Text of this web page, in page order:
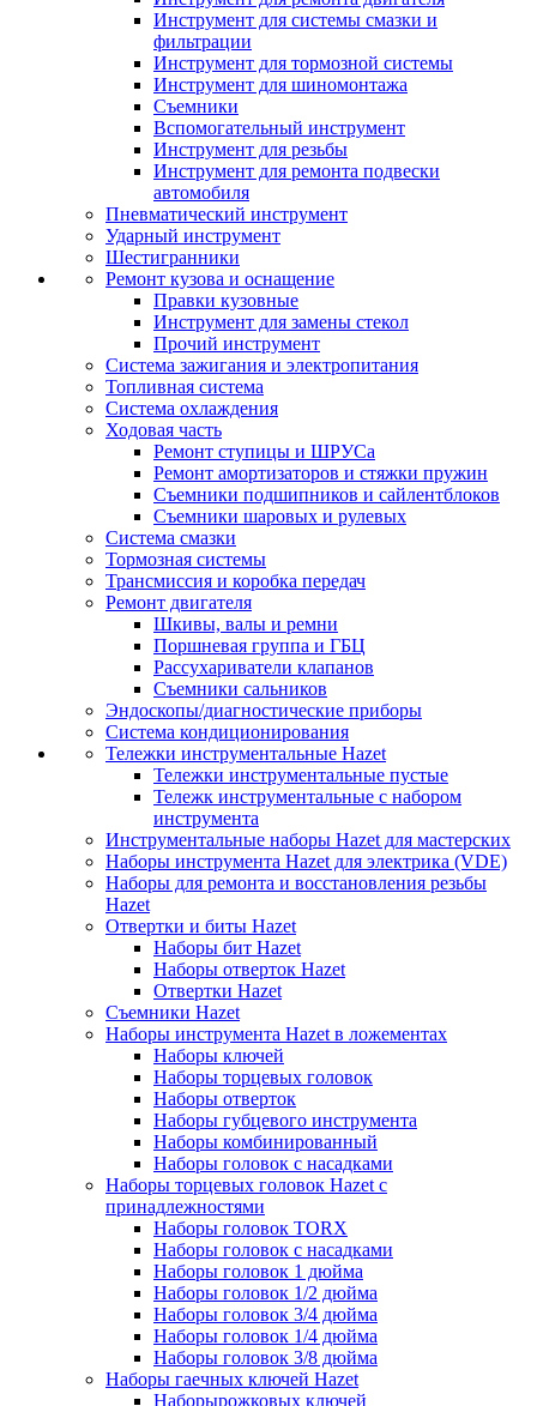
Инструмент для системы смазки и
фильтрации
Инструмент для тормозной системы
Инструмент для шиномонтажа
Съемники
Вспомогательный инструмент
Инструмент для резьбы
Инструмент для ремонта подвески
автомобиля
Пневматический инструмент
Ударный инструмент
Шестигранники
Ремонт кузова и оснащение
Правки кузовные
Инструмент для замены стекол
Прочий инструмент
Система зажигания и электропитания
Топливная система
Система охлаждения
Ходовая часть
Ремонт ступицы и ШРУСа
Ремонт амортизаторов и стяжки пружин
Съемники подшипников и сайлентблоков
Съемники шаровых и рулевых
Система смазки
Тормозная системы
Трансмиссия и коробка передач
Ремонт двигателя
Шкивы, валы и ремни
Поршневая группа и ГБЦ
Рассухариватели клапанов
Съемники сальников
Эндоскопы/диагностические приборы
Система кондиционирования
Тележки инструментальные Hazet
Тележки инструментальные пустые
Тележк инструментальные с набором
инструмента
Инструментальные наборы Hazet для мастерских
Наборы инструмента Hazet для электрика (VDE)
Наборы для ремонта и восстановления резьбы
Hazet
Отвертки и биты Hazet
Наборы бит Hazet
Наборы отверток Hazet
Отвертки Hazet
Съемники Hazet
Наборы инструмента Hazet в ложементах
Наборы ключей
Наборы торцевых головок
Наборы отверток
Наборы губцевого инструмента
Наборы комбинированный
Наборы головок с насадками
Наборы торцевых головок Hazet с
принадлежностями
Наборы головок TORX
Наборы головок с насадками
Наборы головок 1 дюйма
Наборы головок 1/2 дюйма
Наборы головок 3/4 дюйма
Наборы головок 1/4 дюйма
Наборы головок 3/8 дюйма
Наборы гаечных ключей Hazet
Наборырожковых ключей